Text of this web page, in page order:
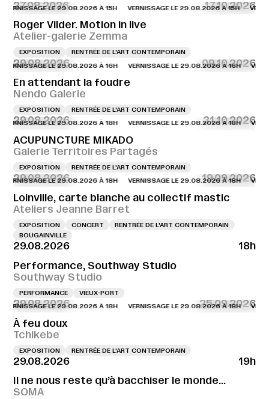
27.08.2026 17.10.2026
LE 29.08.2026 À 15H VERNISSAGE LE 29.08.2026 À 15H
Roger Vilder. Motion in live
Atelier-galerie Zemma
EXPOSITION RENTRÉE DE L'ART CONTEMPORAIN
29.08.2026 09.10.2026
LE 29.08.2026 À 16H VERNISSAGE LE 29.08.2026 À 16H
En attendant la foudre
Nendo Galerie
EXPOSITION RENTRÉE DE L'ART CONTEMPORAIN
29.08.2026 31.10.2026
LE 29.08.2026 À 18H VERNISSAGE LE 29.08.2026 À 18H
ACUPUNCTURE MIKADO
Galerie Territoires Partagés
EXPOSITION RENTRÉE DE L'ART CONTEMPORAIN
29.08.2026 19.09.2026
LE 29.08.2026 À 18H VERNISSAGE LE 29.08.2026 À 18H
Loinville, carte blanche au collectif mastic
Ateliers Jeanne Barret
EXPOSITION CONCERT
RENTRÉE DE L'ART CONTEMPORAIN
BOUGAINVILLE
29.08.2026
18h
Performance, Southway Studio
Southway Studio
PERFORMANCE VIEUX-PORT
29.08.2026 25.09.2026
LE 29.08.2026 À 18H VERNISSAGE LE 29.08.2026 À 18H
À feu doux
Tchikebe
EXPOSITION RENTRÉE DE L'ART CONTEMPORAIN
29.08.2026
19h
Il ne nous reste qu’à bacchiser le monde…
SOMA